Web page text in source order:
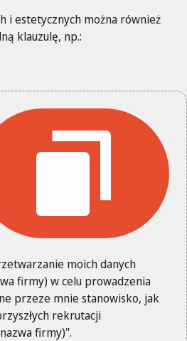
i estetycznych można również
klauzulę, np.:
moich danych
firmy) w celu prowadzenia
przeze mnie stanowisko, jak
rekrutacji
firmy)".